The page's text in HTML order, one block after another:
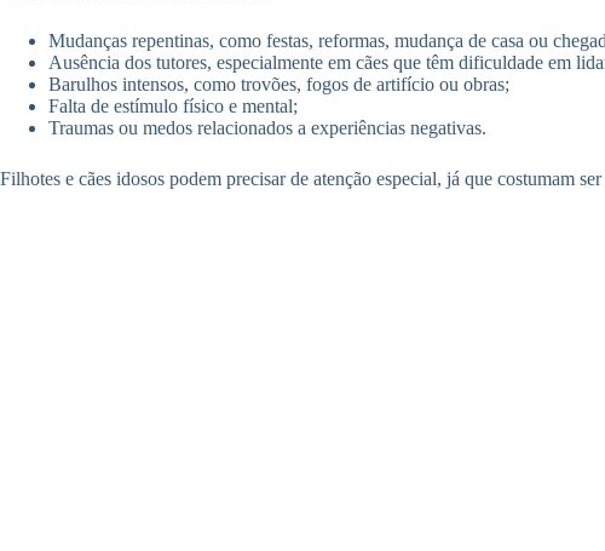
Mudanças repentinas, como festas, reformas, mudança de casa ou
Ausência dos tutores, especialmente em cães que têm dificuldade em
Barulhos intensos, como trovões, fogos de artifício ou obras;
Falta de estímulo físico e mental;
Traumas ou medos relacionados a experiências negativas.
Filhotes e cães idosos podem precisar de atenção especial, já que costumam